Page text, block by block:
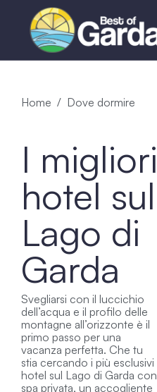
Home Dove dormire
I migliori
hotel sul
Lago di
Garda
Svegliarsi con il luccichio
dell’acqua e il profilo delle
montagne all’orizzonte è il
primo passo per una
vacanza perfetta. Che tu
stia cercando i più esclusivi
hotel sul Lago di Garda con
spa privata, un accogliente